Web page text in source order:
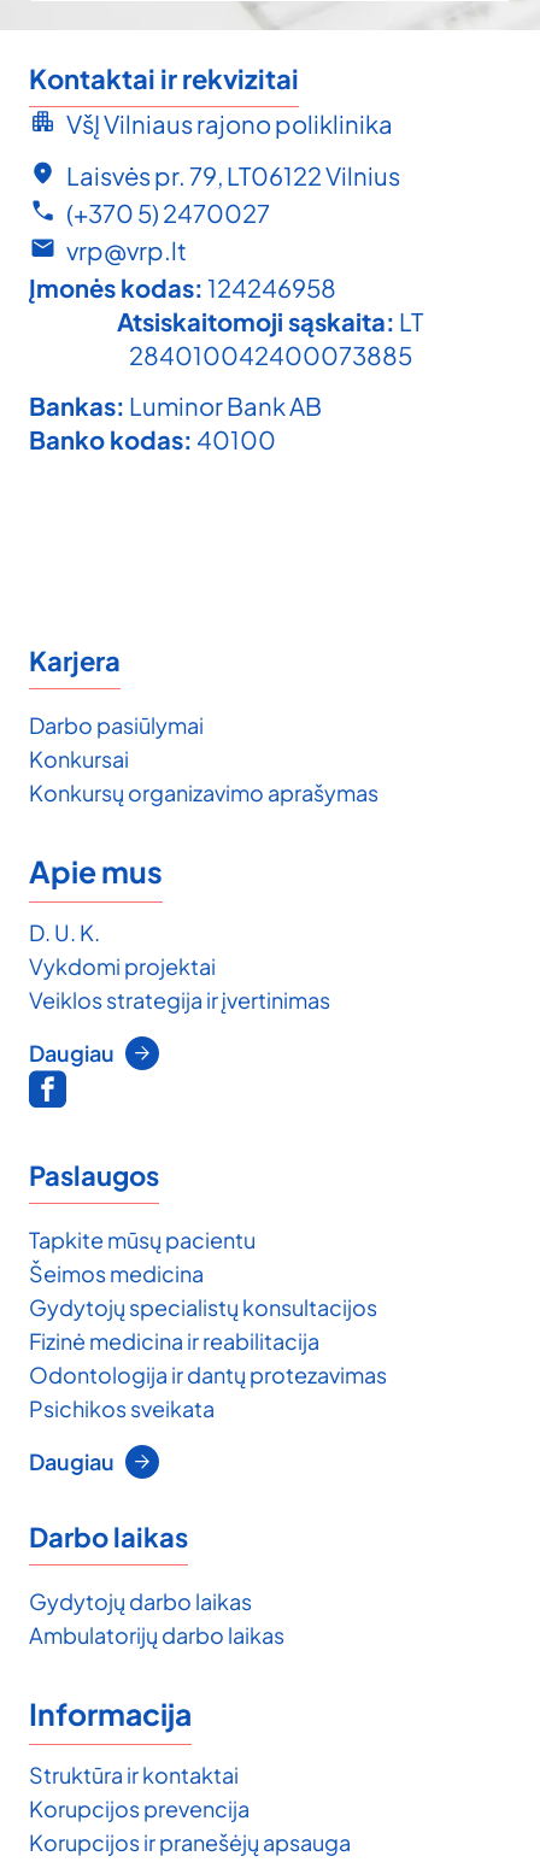
Kontaktai ir rekvizitai
VšĮ Vilniaus rajono poliklinika
Laisvės pr. 79, LT06122 Vilnius
(+370 5) 2470027
vrp@vrp.lt
Įmonės kodas: 124246958
Atsiskaitomoji sąskaita: LT
284010042400073885
Bankas: Luminor Bank AB
Banko kodas: 40100
Karjera
Darbo pasiūlymai
Konkursai
Konkursų organizavimo aprašymas
Apie mus
D. U. K.
Vykdomi projektai
Veiklos strategija ir įvertinimas
Daugiau
Paslaugos
Tapkite mūsų pacientu
Šeimos medicina
Gydytojų specialistų konsultacijos
Fizinė medicina ir reabilitacija
Odontologija ir dantų protezavimas
Psichikos sveikata
Daugiau
Darbo laikas
Gydytojų darbo laikas
Ambulatorijų darbo laikas
Informacija
Struktūra ir kontaktai
Korupcijos prevencija
Korupcijos ir pranešėjų apsauga